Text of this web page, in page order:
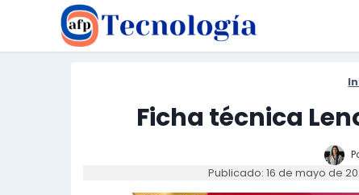
contenido
Ficha técnica
Publicado: 16 de mayo de